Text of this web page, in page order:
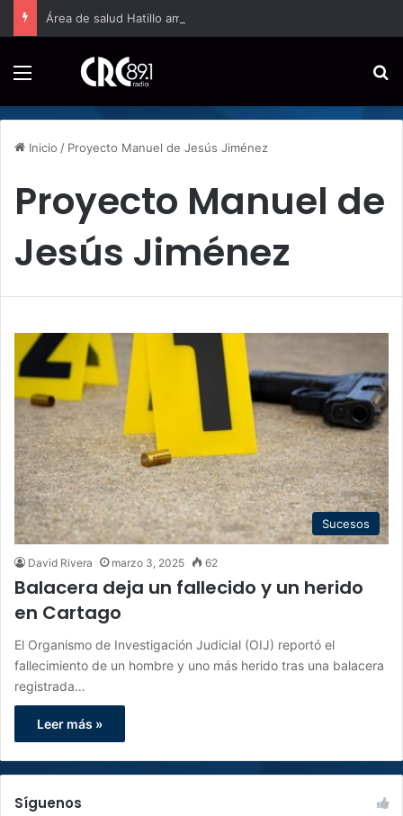
Inicio / Proyecto Manuel de Jesús Jiménez
Proyecto Manuel de
Jesús Jiménez
Sucesos
David Rivera marzo 3, 2025 62
Balacera deja un fallecido y un herido
en Cartago
El Organismo de Investigación Judicial (OIJ) reportó el
fallecimiento de un hombre y uno más herido tras una balacera
registrada…
Leer más »
Síguenos